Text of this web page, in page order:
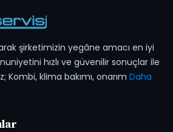
şirketimizin yegâne amacı en iyi
hızlı ve güvenilir sonuçlar ile
Kombi, klima bakımı, onarım Daha